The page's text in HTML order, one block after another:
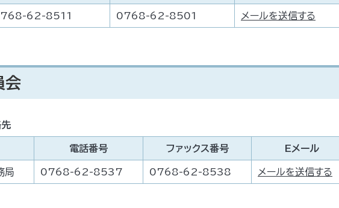
62-8511 0768-62-8501 メールを送信する
会
電話番号 ファックス番号 Eメール
局 0768-62-8537 0768-62-8538 メールを送信する